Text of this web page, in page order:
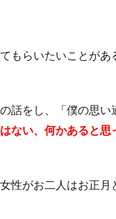
もらいたいことがあ
話をし、「僕の思
ない、何かあると思
性がお二人はお正